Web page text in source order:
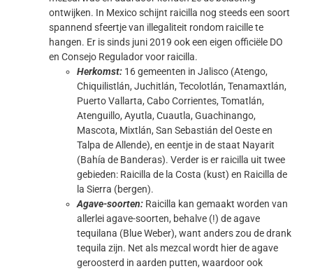
ontwijken. In Mexico schijnt raicilla nog steeds een soort
spannend sfeertje van illegaliteit rondom raicille te
hangen. Er is sinds juni 2019 ook een eigen officiële DO
en Consejo Regulador voor raicilla.
Herkomst: 16 gemeenten in Jalisco (Atengo,
Chiquilistlán, Juchitlán, Tecolotlán, Tenamaxtlán,
Puerto Vallarta, Cabo Corrientes, Tomatlán,
Atenguillo, Ayutla, Cuautla, Guachinango,
Mascota, Mixtlán, San Sebastián del Oeste en
Talpa de Allende), en eentje in de staat Nayarit
(Bahía de Banderas). Verder is er raicilla uit twee
gebieden: Raicilla de la Costa (kust) en Raicilla de
la Sierra (bergen).
Agave-soorten: Raicilla kan gemaakt worden van
allerlei agave-soorten, behalve (!) de agave
tequilana (Blue Weber), want anders zou de drank
tequila zijn. Net als mezcal wordt hier de agave
geroosterd in aarden putten, waardoor ook